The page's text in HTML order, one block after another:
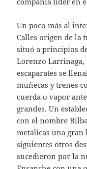
Un poco más al
Calles origen de la
situó a principios
Lorenzo
escaparates se
muñecas y trenes
cuerda o vapor
grandes. Un
con el nombre
metálicas una gran
siguientes otros
sucedieron por la